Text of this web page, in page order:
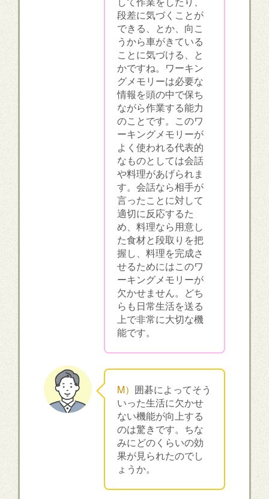
段差に気づくことが
できる、とか、向こ
うから車がきている
ことに気づける、と
かですね。ワーキン
グメモリーは必要な
情報を頭の中で保ち
ながら作業する能力
のことです。このワ
ーキングメモリーが
よく使われる代表的
なものとしては会話
や料理があげられま
す。会話なら相手が
言ったことに対して
適切に反応するた
め、料理なら用意し
た食材と段取りを把
握し、料理を完成さ
せるためにはこのワ
ーキングメモリーが
欠かせません。どち
らも日常生活を送る
上で非常に大切な機
能です。
M） 囲碁によってそう
いった生活に欠かせ
ない機能が向上する
のは驚きです。ちな
みにどのくらいの効
果が見られたのでし
ょうか。